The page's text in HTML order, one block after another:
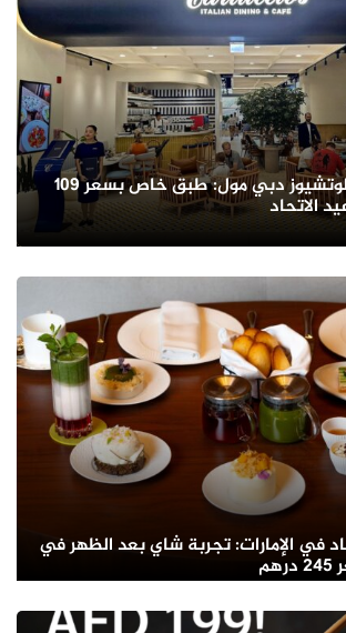
عرض مطعم كارلوتشيوز دبي مول: طبق خاص بسعر 109
الاتحاد
في الإمارات: تجربة شاي بعد الظهر في